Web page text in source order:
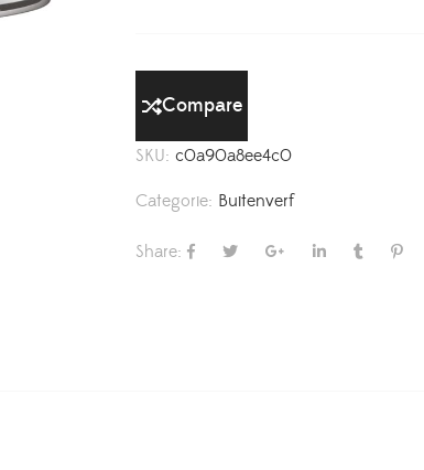
Compare
SKU:c0a90a8ee4c0
Categorie: Buitenverf
Share: